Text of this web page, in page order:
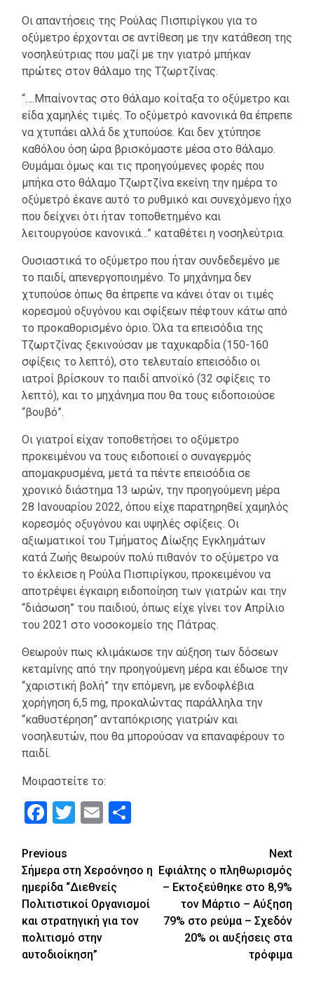
Οι απαντήσεις της Ρούλας Πισπιρίγκου για το
οξύμετρο έρχονται σε αντίθεση με την κατάθεση της
νοσηλεύτριας που μαζί με την γιατρό μπήκαν
πρώτες στον θάλαμο της Τζωρτζίνας.
“….Μπαίνοντας στο θάλαμο κοίταξα το οξύμετρο και
είδα χαμηλές τιμές. Το οξύμετρό κανονικά θα έπρεπε
να χτυπάει αλλά δε χτυπούσε. Και δεν χτύπησε
καθόλου όση ώρα βρισκόμαστε μέσα στο θάλαμο.
Θυμάμαι όμως και τις προηγούμενες φορές που
μπήκα στο θάλαμο Τζωρτζίνα εκείνη την ημέρα το
οξύμετρό έκανε αυτό το ρυθμικό και συνεχόμενο ήχο
που δείχνει ότι ήταν τοποθετημένο και
λειτουργούσε κανονικά…” καταθέτει η νοσηλεύτρια.
Ουσιαστικά το οξύμετρο που ήταν συνδεδεμένο με
το παιδί, απενεργοποιημένο. Το μηχάνημα δεν
χτυπούσε όπως θα έπρεπε να κάνει όταν οι τιμές
κορεσμού οξυγόνου και σφίξεων πέφτουν κάτω από
το προκαθορισμένο όριο. Όλα τα επεισόδια της
Τζωρτζίνας ξεκινούσαν με ταχυκαρδία (150-160
σφίξεις το λεπτό), στο τελευταίο επεισόδιο οι
ιατροί βρίσκουν το παιδί απνοϊκό (32 σφίξεις το
λεπτό), και το μηχάνημα που θα τους ειδοποιούσε
“βουβό”.
Οι γιατροί είχαν τοποθετήσει το οξύμετρο
προκειμένου να τους ειδοποιεί ο συναγερμός
απομακρυσμένα, μετά τα πέντε επεισόδια σε
χρονικό διάστημα 13 ωρών, την προηγούμενη μέρα
28 Ιανουαρίου 2022, όπου είχε παρατηρηθεί χαμηλός
κορεσμός οξυγόνου και υψηλές σφίξεις. Οι
αξιωματικοί του Τμήματος Δίωξης Εγκλημάτων
κατά Ζωής θεωρούν πολύ πιθανόν το οξύμετρο να
το έκλεισε η Ρούλα Πισπιρίγκου, προκειμένου να
αποτρέψει έγκαιρη ειδοποίηση των γιατρών και την
“διάσωση” του παιδιού, όπως είχε γίνει τον Απρίλιο
του 2021 στο νοσοκομείο της Πάτρας.
Θεωρούν πως κλιμάκωσε την αύξηση των δόσεων
κεταμίνης από την προηγούμενη μέρα και έδωσε την
“χαριστική βολή” την επόμενη, με ενδοφλέβια
χορήγηση 6,5 mg, προκαλώντας παράλληλα την
“καθυστέρηση” ανταπόκρισης γιατρών και
νοσηλευτών, που θα μπορούσαν να επαναφέρουν το
παιδί.
Μοιραστείτε το:
Facebook
Twitter
Email
Continue
Reading
Previous
Σήμερα στη Χερσόνησο η
ημερίδα “Διεθνείς
Πολιτιστικοί Οργανισμοί
και στρατηγική για τον
πολιτισμό στην
αυτοδιοίκηση”
Next
Εφιάλτης ο πληθωρισμός
– Εκτοξεύθηκε στο 8,9%
τον Μάρτιο – Αύξηση
79% στο ρεύμα – Σχεδόν
20% οι αυξήσεις στα
τρόφιμα